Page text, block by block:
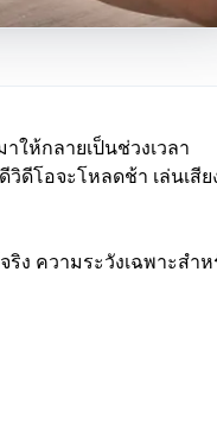
ห้กลายเป็นช่วงเวลา
ดีโอจะโหลดช้า เล่นเสีย
ง ความระวังเฉพาะสำ